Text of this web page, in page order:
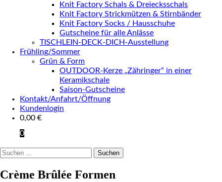
Knit Factory Schals & Dreiecksschals
Knit Factory Strickmützen & Stirnbänder
Knit Factory Socks / Hausschuhe
Gutscheine für alle Anlässe
TISCHLEIN-DECK-DICH-Ausstellung
Frühling/Sommer
Grün & Form
OUTDOOR-Kerze „Zähringer“ in einer
Keramikschale
Saison-Gutscheine
Kontakt/Anfahrt/Öffnung
Kundenlogin
0,00 €
0
Suchen
Crème Brûlée Formen